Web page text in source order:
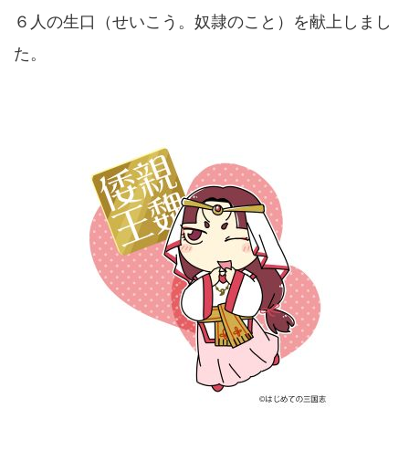
６人の生口（せいこう。奴隷のこと）を献上しまし
た。